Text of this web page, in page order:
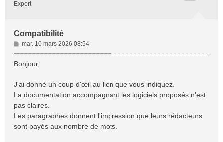
Expert
Compatibilité
M
e
s
g
e
mar. 10 mars 2026 08:54
Bonjour,
J'ai donné un coup d'œil au lien que vous indiquez.
La documentation accompagnant les logiciels proposés n'est
pas claires.
Les paragraphes donnent l'impression que leurs rédacteurs
sont payés aux nombre de mots.